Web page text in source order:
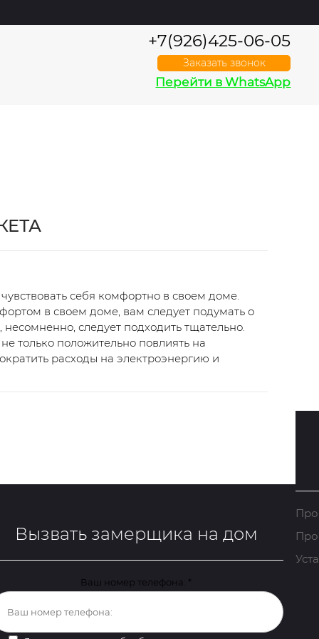
+7(926)425-06-05
Заказать звонок
Перейти в WhatsApp
себя комфортно в своем доме.
в своем доме, вам следует подумать о
следует подходить тщательно.
только положительно повлиять на
расходы на электроэнергию и
Вызвать замерщика на дом
Ваш номер телефона: *